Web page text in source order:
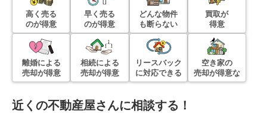
高く売る
のが得意
早く売る
のが得意
どんな物件
も断らない
買取が
得意
離婚による
売却が得意
相続による
売却が得意
リースバック
に対応できる
空き家の
売却が得意な
近くの不動産屋さんに相談する！